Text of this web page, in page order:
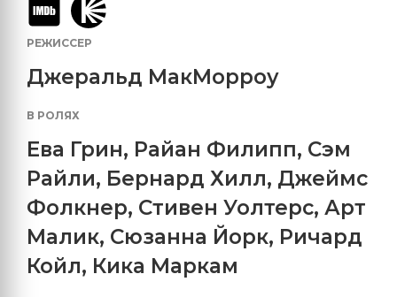
РЕЖИССЕР
Джеральд МакМорроу
В РОЛЯХ
Ева Грин, Райан Филипп, Сэм
Райли, Бернард Хилл, Джеймс
Фолкнер, Стивен Уолтерс, Арт
Малик, Сюзанна Йорк, Ричард
Койл, Кика Маркам